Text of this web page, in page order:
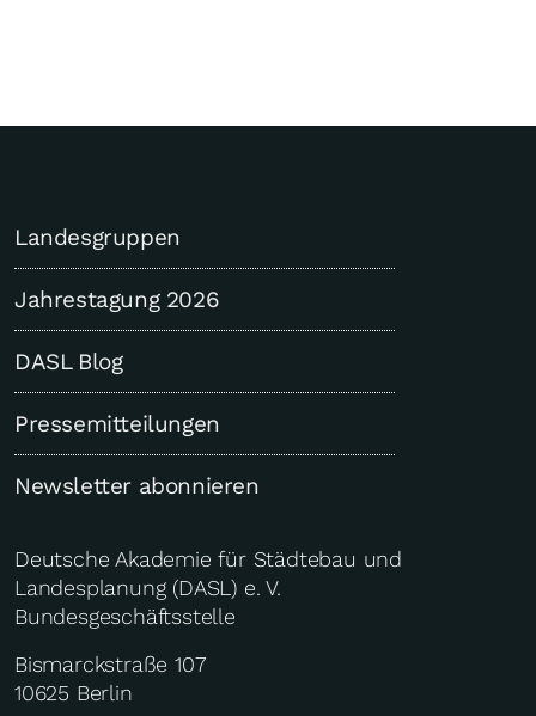
Landesgruppen
Jahrestagung 2026
DASL Blog
Pressemitteilungen
Newsletter abonnieren
Deutsche Akademie für Städtebau und
Landesplanung (DASL) e. V.
Bundesgeschäftsstelle
Bismarckstraße 107
10625 Berlin